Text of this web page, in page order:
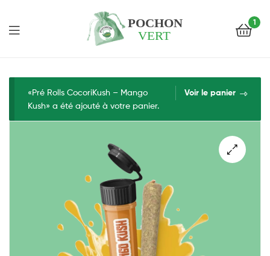
Vert
1
Voir le panier
«Pré Rolls CocoriKush – Mango
Kush» a été ajouté à votre panier.